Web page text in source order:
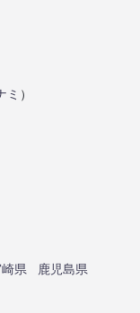
ミ ）
県
鹿児島県